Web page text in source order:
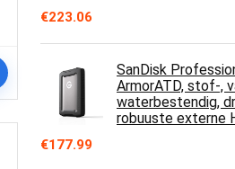
€223.06
SanDisk
ArmorATD, stof-,
waterbestendig,
robuuste externe
€177.99